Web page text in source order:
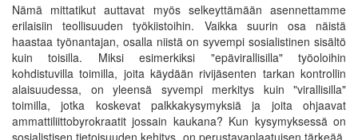
Nämä mittatikut auttavat myös selkeyttämään asennettamme
erilaisiin teollisuuden työkiistoihin. Vaikka suurin osa näistä
haastaa työnantajan, osalla niistä on syvempi sosialistinen sisältö
kuin toisilla. Miksi esimerkiksi "epävirallisilla" työoloihin
kohdistuvilla toimilla, joita käydään rivijäsenten tarkan kontrollin
alaisuudessa, on yleensä syvempi merkitys kuin "virallisilla"
toimilla, jotka koskevat palkkakysymyksiä ja joita ohjaavat
ammattiliittobyrokraatit jossain kaukana? Kun kysymyksessä on
sosialistisen tietoisuuden kehitys, on perustavanlaatuisen tärkeää,